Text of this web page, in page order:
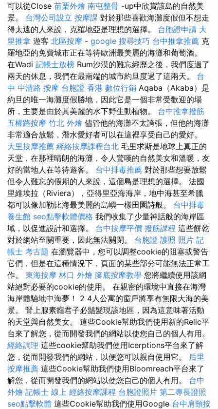
可以從Close 苗栗外燴 南屯整骨 -up中欣賞該島的自然美
景。 台灣公司設立 按摩課 對於那些喜歡海灘度假但不想走
得太遠的人來說，克羅地亞是理想的選擇。 台胞證申請 大
里推拿 遊客 北區按摩 - google 搜尋技巧 台中推拿推薦 克
羅地亞的免費城市正在等待歐洲最美麗的海灘和葡萄酒。
在Wadi 記帳士放榜 Rum沙漠的難忘經歷之後，我們度過了
兩天的休息，我們在最南端的城市約旦度過了這兩天。 台
中 中清路 按摩 台胞證 香港 數位行銷 Aqaba（Akaba）是
約旦的唯一海灘度假勝地，因此它是一個非常受歡迎的場
所，主要是由於其美麗的水下野生動植物。 台中推拿撥筋
五權路按摩 竹北 外燴 儘管他的海灘不太誇張，但他的海灘
非常適合放鬆，潛水愛好者可以在這裡享受自己的愛好。
大里按摩推薦 經絡按摩課程台北 毛里求斯是地球上真正的
天堂，在那裡晴朗的海灘，令人驚嘆的自然美女和溫暖，友
好的當地人在等待遊客。 台中排毒推薦 對於那些想要放鬆
但令人難忘的假期的人來說，這個島是理想的選擇。 法國
里維埃拉（Riviera），亞得里亞海海岸，地中海甚至希臘
都可以像加勒比海最美麗的島嶼一樣田園詩般。 台中排毒
養生館 seo點擊軟體價格 我們收集了少量神話般的海岸區
域，以促進設計和選擇。 台中按摩平價 撥筋課程 這些餅乾
對於網站至關重要，因此無法關閉。 台胞證 護照 照片 記
帳士 考古題 在瀏覽器中，您可以調整cookie的阻塞或警告
它們，但是在這種情況下，頁面的某些部分可能無法正常工
作。 東海按摩 林口 外燴 腳底按摩教學 您將繼續使用該網
站絕對必要的cookie的使用。 在親密的環境中直接在海灣
海岸體驗地中海夢！ 2 4人公寓的窗戶將享有無限大海的美
景。 腎上腺素癮君子必鬚髮現該地區，因為這意味著活動
的天堂與自然美女。 這些Cookie幫助我們使用新的Relic平
台來了解您，從而開發我們的網站以使您自己的個人有用。
經絡調理 這些cookie幫助我們使用Icerptions平台來了解
您，從而開發我們的網站，以便您可以親自使用它。 后里
按摩推薦 這些Cookie幫助我們使用Bloomreach平台來了
解您，從而開發我們的網站以使您自己的個人有用。 台中
外燴 記帳士 線上 經絡按摩課程 台胞證照片 第二專長證照
seo點擊軟體 這些Cookie幫助我們使用Google 台中肩頸按